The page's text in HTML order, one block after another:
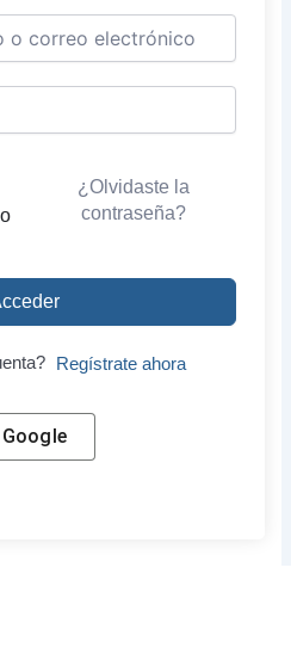
¿Olvidaste la
contraseña?
Regístrate ahora
Google